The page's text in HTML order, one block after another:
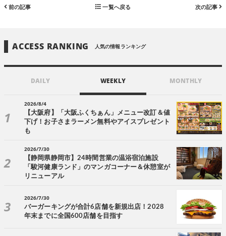
前の記事 一覧へ戻る 次の記事
ACCESS RANKING 人気の情報ランキング
DAILY WEEKLY MONTHLY
2026/8/4
【大阪府】「大阪ふくちぁん」メニュー改訂＆値
下げ！お子さまラーメン無料やアイスプレゼント
も
2026/7/30
【静岡県静岡市】24時間営業の温浴宿泊施設
「駿河健康ランド」のマンガコーナー＆休憩室が
リニューアル
2026/7/30
バーガーキングが合計6店舗を新規出店！2028
年末までに全国600店舗を目指す